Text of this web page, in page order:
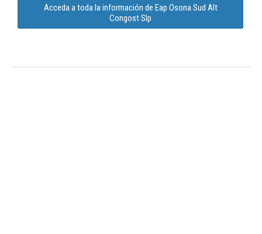
Acceda a toda la información de Eap Osona Sud Alt
Congost Slp